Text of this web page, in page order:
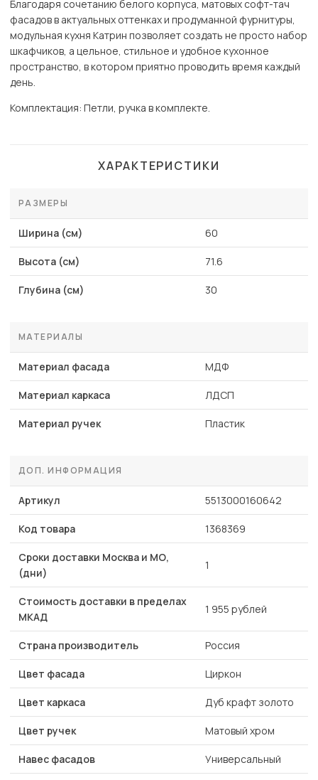
Благодаря сочетанию белого корпуса, матовых софт-тач
фасадов в актуальных оттенках и продуманной фурнитуры,
модульная кухня Катрин позволяет создать не просто набор
шкафчиков, а цельное, стильное и удобное кухонное
пространство, в котором приятно проводить время каждый
день.
Комплектация: Петли, ручка в комплекте.
ХАРАКТЕРИСТИКИ
РАЗМЕРЫ
Ширина (см) 60
Высота (см) 71.6
Глубина (см) 30
МАТЕРИАЛЫ
Материал фасада МДФ
Материал каркаса ЛДСП
Материал ручек Пластик
ДОП. ИНФОРМАЦИЯ
Артикул 5513000160642
Код товара 1368369
Сроки доставки Москва и МО,
(дни)
1
Стоимость доставки в пределах
МКАД
1 955 рублей
Страна производитель Россия
Цвет фасада Циркон
Цвет каркаса Дуб крафт золото
Цвет ручек Матовый хром
Навес фасадов Универсальный